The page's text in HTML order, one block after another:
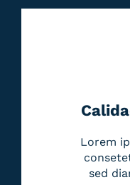
Lorem
sed